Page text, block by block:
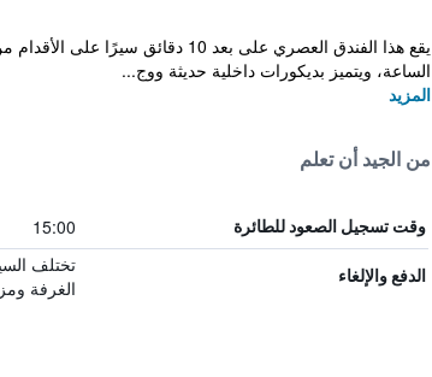
يقع هذا الفندق العصري على بعد
الساعة، ويتميز بديكورات داخلية حديثة ووج...
المزيد
من الجيد أن تعلم
وقت تسجيل الصعود للطائرة 15:00
الدفع والإلغاء
تختلف
الغرفة